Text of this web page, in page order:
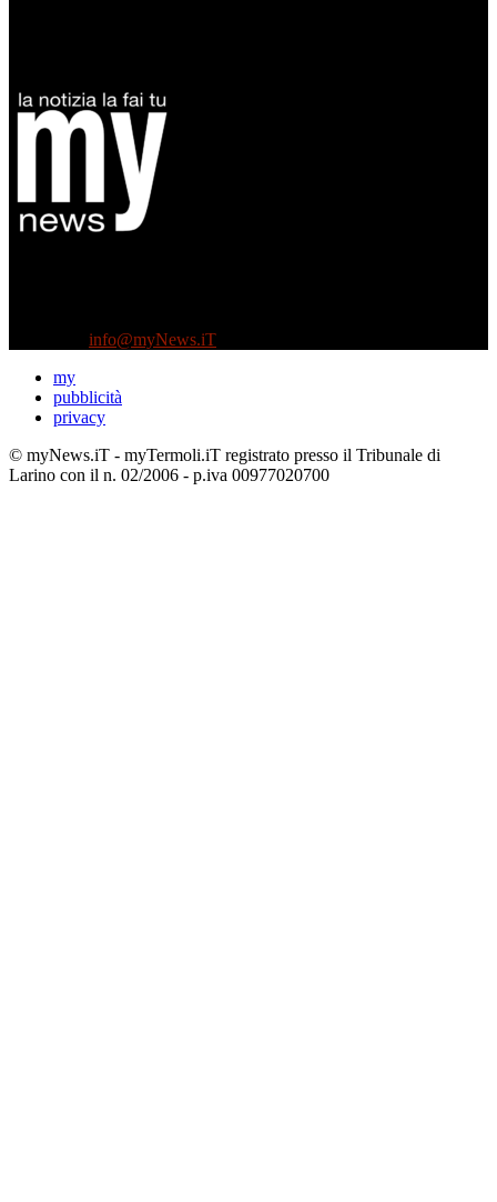
info@myNews.iT
my
pubblicità
privacy
© myNews.iT - myTermoli.iT registrato presso il Tribunale di
Larino con il n. 02/2006 - p.iva 00977020700